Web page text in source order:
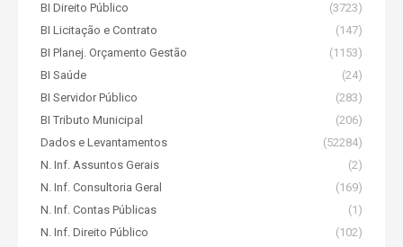
BI Direito Público
(3723)
BI Licitação e Contrato
(147)
BI Planej. Orçamento Gestão
(1153)
BI Saúde
(24)
BI Servidor Público
(283)
BI Tributo Municipal
(206)
Dados e Levantamentos
(52284)
N. Inf. Assuntos Gerais
(2)
N. Inf. Consultoria Geral
(169)
N. Inf. Contas Públicas
(1)
N. Inf. Direito Público
(102)